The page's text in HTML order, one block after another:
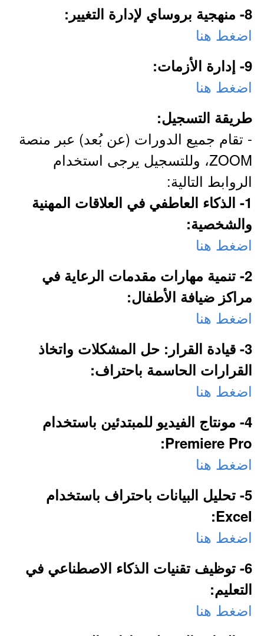
8- منهجية بروساي لإدارة التغيير:
اضغط هنا
9- إدارة الأزمات:
اضغط هنا
طريقة التسجيل:
- تقام جميع الدورات (عن بُعد) عبر منصة
ZOOM، وللتسجيل يرجى استخدام
الروابط التالية:
1- الذكاء العاطفي في العلاقات المهنية
والشخصية:
اضغط هنا
2- تنمية مهارات مقدمات الرعاية في
مراكز ضيافة الأطفال:
اضغط هنا
3- قيادة القرار: حل المشكلات واتخاذ
القرارات الحاسمة باحتراف:
اضغط هنا
4- مونتاج الفيديو للمبتدئين باستخدام
Premiere Pro:
اضغط هنا
5- تحليل البيانات باحتراف باستخدام
Excel:
اضغط هنا
6- توظيف تقنيات الذكاء الاصطناعي في
التعليم:
اضغط هنا